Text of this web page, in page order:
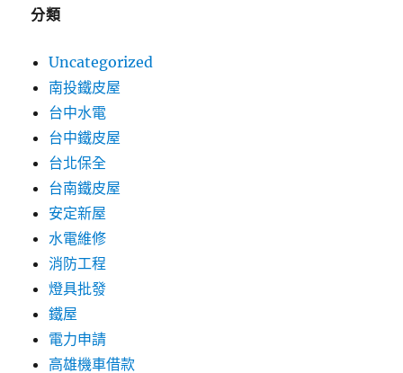
分類
Uncategorized
南投鐵皮屋
台中水電
台中鐵皮屋
台北保全
台南鐵皮屋
安定新屋
水電維修
消防工程
燈具批發
鐵屋
電力申請
高雄機車借款